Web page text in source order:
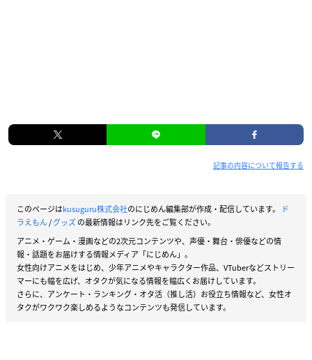
記事の内容について報告する
このページはkusuguru株式会社のにじめん編集部が作成・配信しています。
ド
ラえもん/グッズの最新情報はリンク先をご覧ください。
アニメ・ゲーム・漫画などの2次元コンテンツや、声優・舞台・俳優などの情
報・話題をお届けする情報メディア「にじめん」。
女性向けアニメをはじめ、少年アニメやキャラクター作品、VTuberなどストリー
マーにも幅を広げ、オタクが気になる情報を幅広くお届けしています。
さらに、アンケート・ランキング・オタ活（推し活）お役立ち情報など、女性オ
タクがワクワク楽しめるようなコンテンツも発信しています。